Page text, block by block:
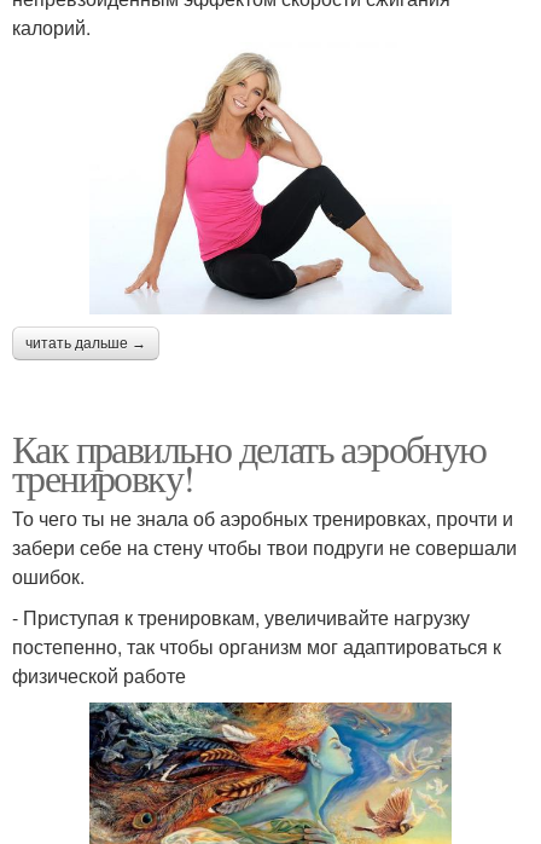
калорий.
читать дальше →
Как правильно делать аэробную
тренировку!
То чего ты не знала об аэробных тренировках, прочти и
забери себе на стену чтобы твои подруги не совершали
ошибок.
- Приступая к тренировкам, увеличивайте нагрузку
постепенно, так чтобы организм мог адаптироваться к
физической работе